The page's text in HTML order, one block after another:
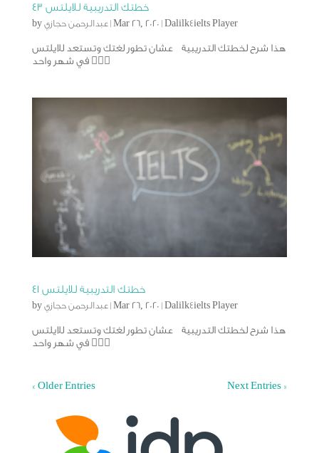
خطتك التدريبية للايلتس ٤٣
by عبدالرحمن حجازي | Mar 26, 2020 | Dalilk4ielts Player
هذا شرح لخطتك التدريبية عشان تطور لغتك وتستعد للايلتس
في شهر واحد 🙅🏻‍♂️
خطتك التدريبية للايلتس ٤١
by عبدالرحمن حجازي | Mar 26, 2020 | Dalilk4ielts Player
هذا شرح لخطتك التدريبية عشان تطور لغتك وتستعد للايلتس
في شهر واحد 🙅🏻‍♂️
« Older Entries Next Entries »